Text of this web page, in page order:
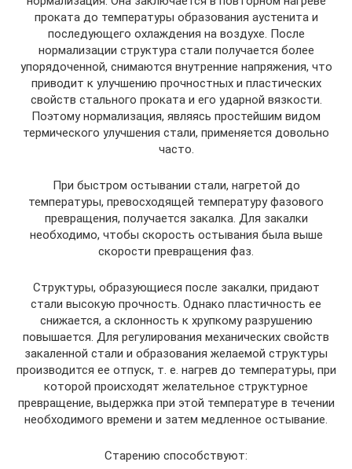
проката до температуры образования аустенита и
последующего охлаждения на воздухе. После
нормализации структура стали получается более
упорядоченной, снимаются внутренние напряжения, что
приводит к улучшению прочностных и пластических
свойств стального проката и его ударной вязкости.
Поэтому нормализация, являясь простейшим видом
термического улучшения стали, применяется довольно
часто.
При быстром остывании стали, нагретой до
температуры, превосходящей температуру фазового
превращения, получается закалка. Для закалки
необходимо, чтобы скорость остывания была выше
скорости превращения фаз.
Структуры, образующиеся после закалки, придают
стали высокую прочность. Однако пластичность ее
снижается, а склонность к хрупкому разрушению
повышается. Для регулирования механических свойств
закаленной стали и образования желаемой структуры
производится ее отпуск, т. е. нагрев до температуры, при
которой происходят желательное структурное
превращение, выдержка при этой температуре в течении
необходимого времени и затем медленное остывание.
Старению способствуют: